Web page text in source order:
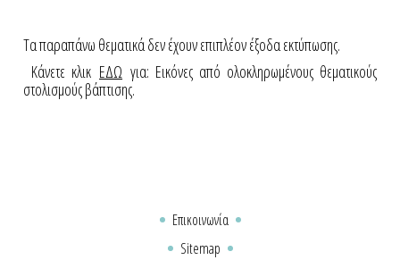
Τα παραπάνω θεματικά δεν έχουν επιπλέον έξοδα εκτύπωσης.
Κάνετε κλικ ΕΔΩ για: Εικόνες από ολοκληρωμένους θεματικούς
στολισμούς βάπτισης.
Επικοινωνία
Sitemap